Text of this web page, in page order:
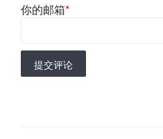
你的邮箱*
提交评论